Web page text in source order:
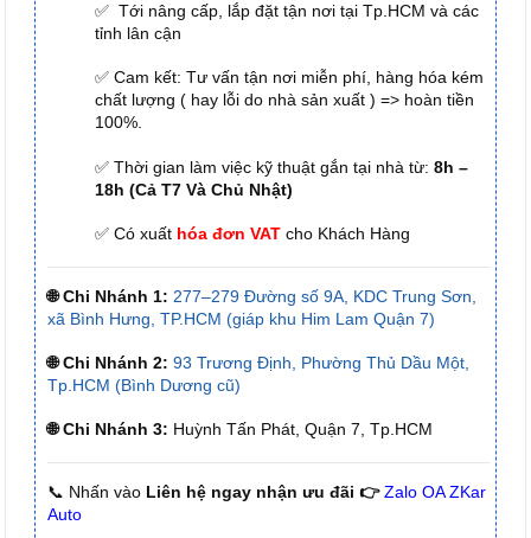
✅ Tới nâng cấp, lắp đặt tận nơi tại Tp.HCM và các
tỉnh lân cận
✅ Cam kết: Tư vấn tận nơi miễn phí, hàng hóa kém
chất lượng ( hay lỗi do nhà sản xuất ) => hoàn tiền
100%.
✅ Thời gian làm việc kỹ thuật gắn tại nhà từ: 8h –
18h (Cả T7 Và Chủ Nhật)
✅ Có xuất hóa đơn VAT cho Khách Hàng
🌐 Chi Nhánh 1: 277–279 Đường số 9A, KDC Trung Sơn,
xã Bình Hưng, TP.HCM (giáp khu Him Lam Quận 7)
🌐 Chi Nhánh 2: 93 Trương Định, Phường Thủ Dầu Một,
Tp.HCM (Bình Dương cũ)
🌐 Chi Nhánh 3: Huỳnh Tấn Phát, Quận 7, Tp.HCM
📞 Nhấn vào Liên hệ ngay nhận ưu đãi 👉 Zalo OA ZKar
Auto